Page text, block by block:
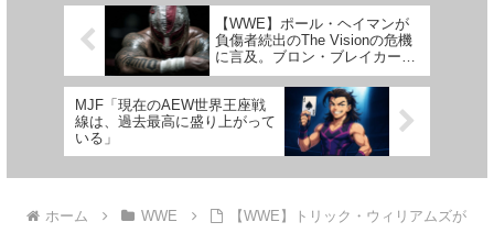
チ夫妻との抗争に入ります...
での試合なのか？」と予感させ
る...
【WWE】ポール・ヘイマンが
負傷者続出のThe Visionの危機
に言及。ブロン・ブレイカーに
は「悔しさで身を焦がしてほし
い」
MJF「現在のAEW世界王座戦
線は、過去最高に盛り上がって
いる」
ホーム WWE
【WWE】トリック・ウィリアムズが